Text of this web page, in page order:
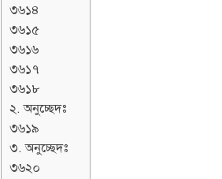
৩৬১৪
৩৬১৫
৩৬১৬
৩৬১৭
৩৬১৮
২. অনুচ্ছেদঃ
৩৬১৯
৩. অনুচ্ছেদঃ
৩৬২০